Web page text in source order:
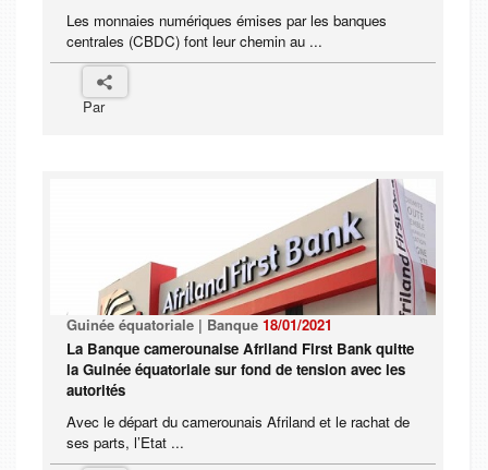
Les monnaies numériques émises par les banques
centrales (CBDC) font leur chemin au ...
Par
Guinée équatoriale | Banque 18/01/2021
La Banque camerounaise Afriland First Bank quitte
la Guinée équatoriale sur fond de tension avec les
autorités
Avec le départ du camerounais Afriland et le rachat de
ses parts, l’Etat ...